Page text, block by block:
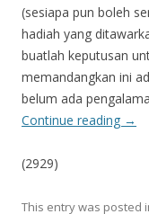
(sesiapa pun boleh
hadiah yang
buatlah keputusan
memandangkan ini
belum ada
Continue reading →
(2929)
This entry was posted